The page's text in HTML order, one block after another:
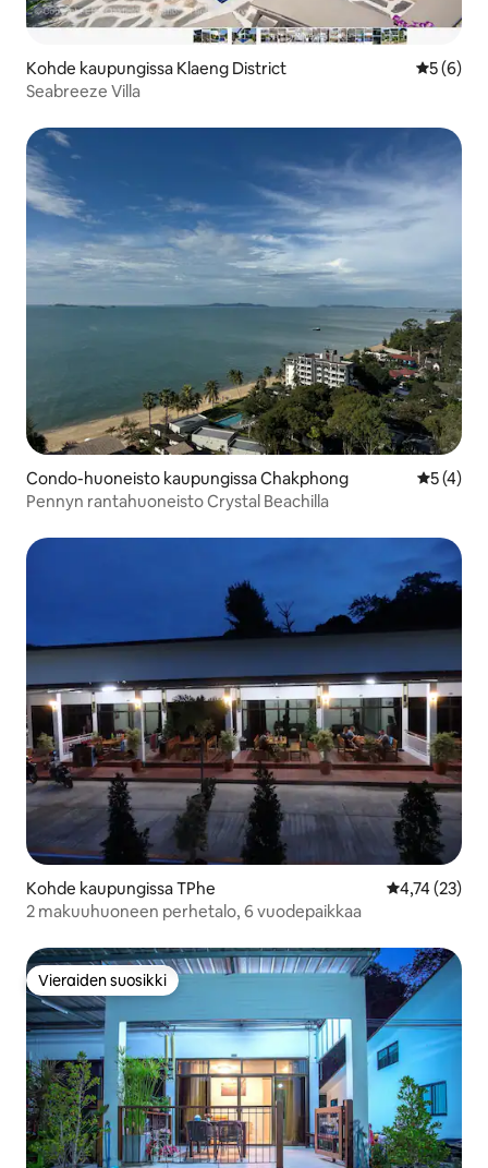
Kohde kaupungissa Klaeng District
5 (6)
Seabreeze Villa
Condo-huoneisto kaupungissa Chakphong
5 (4)
Pennyn rantahuoneisto Crystal Beachilla
Kohde kaupungissa TPhe
4,74 (23)
2 makuuhuoneen perhetalo, 6 vuodepaikkaa
Vieraiden suosikki
Vieraiden suosikki